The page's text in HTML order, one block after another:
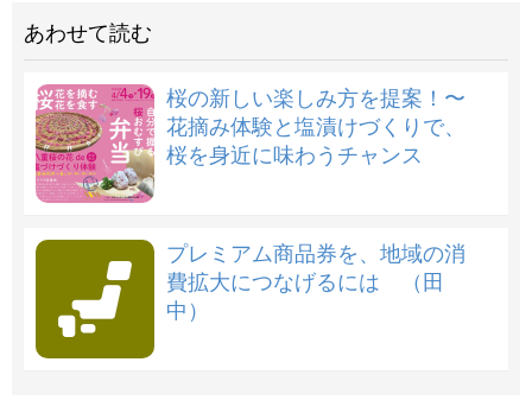
あわせて読む
桜の新しい楽しみ方を提案！〜
花摘み体験と塩漬けづくりで、
桜を身近に味わうチャンス
プレミアム商品券を、地域の消
費拡大につなげるには （田
中）